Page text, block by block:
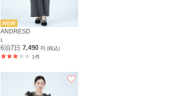
ANDRESD
L
6泊7日 7,490 円 (税込)
1件